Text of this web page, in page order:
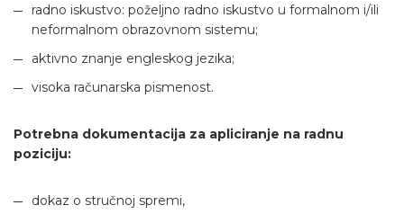
radno iskustvo: poželjno radno iskustvo u formalnom i/ili
neformalnom obrazovnom sistemu;
aktivno znanje engleskog jezika;
visoka računarska pismenost.
Potrebna dokumentacija za apliciranje na radnu
poziciju:
dokaz o stručnoj spremi,